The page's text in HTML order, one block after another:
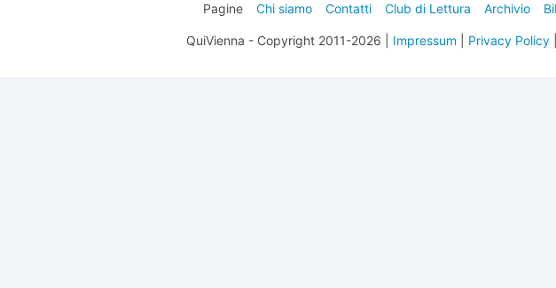
Pagine
Chi siamo Contatti Club di Lettura Archivio
QuiVienna - Copyright 2011-2026 | Impressum Privacy Policy|